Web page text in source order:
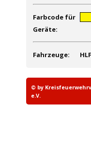
Farbcode für
Geräte:
Fahrzeuge:
© by
e.V.